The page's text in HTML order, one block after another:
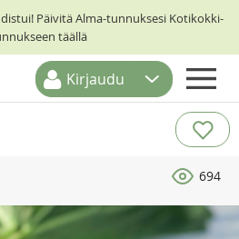
Päivitä Alma-tunnuksesi Kotikokki-
täällä
Kirjaudu
694